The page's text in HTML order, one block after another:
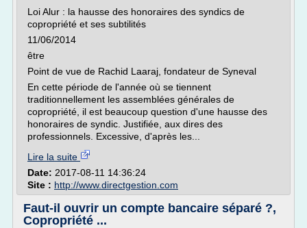
Loi Alur : la hausse des honoraires des syndics de
copropriété et ses subtilités
11/06/2014
être
Point de vue de Rachid Laaraj, fondateur de Syneval
En cette période de l'année où se tiennent
traditionnellement les assemblées générales de
copropriété, il est beaucoup question d'une hausse des
honoraires de syndic. Justifiée, aux dires des
professionnels. Excessive, d'après les...
Lire la suite
Date: 2017-08-11 14:36:24
Site : http://www.directgestion.com
Faut-il ouvrir un compte bancaire séparé ?,
Copropriété ...